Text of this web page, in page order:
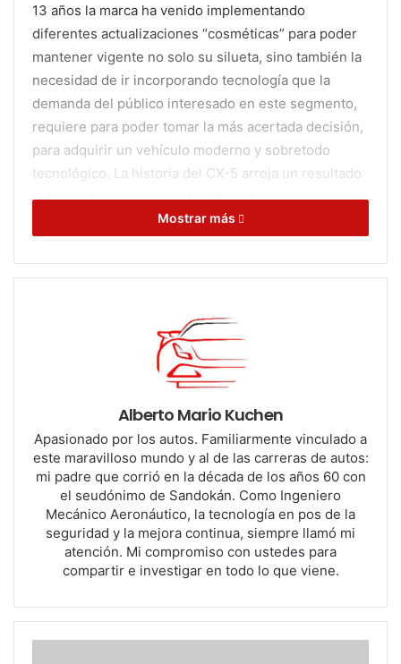
13 años la marca ha venido implementando
diferentes actualizaciones “cosméticas” para poder
mantener vigente no solo su silueta, sino también la
necesidad de ir incorporando tecnología que la
demanda del público interesado en este segmento,
requiere para poder tomar la más acertada decisión,
para adquirir un vehículo moderno y sobretodo
tecnológico La historia del CX-5 arroja un resultado
más quefrondosoa nivel global, ya quesuperó con
creces los 4.5 millones de unidades
vehículos matriculados en EEUU. Por esto es
esta nueva generación haya sidodebido a que
concentrada en presentar a
propuestas que fueronmuybién recibidas por el
en determinados mercados
puntualmente a
sus nuevos tres SUV´s : el CX-50,
CX-70 y al CX-90 .
Mostrar más
Alberto Mario Kuchen
Apasionado por los autos. Familiarmente vinculado a
este maravilloso mundo y al de las carreras de autos:
mi padre que corrió en la década de los años 60 con
el seudónimo de Sandokán. Como Ingeniero
Mecánico Aeronáutico, la tecnología en pos de la
seguridad y la mejora continua, siempre llamó mi
atención. Mi compromiso con ustedes para
compartir e investigar en todo lo que viene.